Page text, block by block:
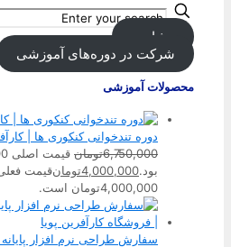
مشاوره
شرکت در دوره‌های آموزشی
محصولات آموزشی
دوره تندخوانی کنکوری ها |
6,750,000تومان
بود.4,000,000تومانقیمت
4,000,000تومان است.
سفارش طراحی نرم افزار